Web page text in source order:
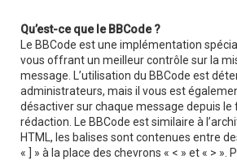
Qu’est-ce que le BBCode ?
Le BBCode est une implémentation
vous offrant un meilleur contrôle sur la
message. L’utilisation du BBCode est
administrateurs, mais il vous est
désactiver sur chaque message depuis le
rédaction. Le BBCode est similaire à
HTML, les balises sont contenues entre
« ] » à la place des chevrons « < » et « > ».